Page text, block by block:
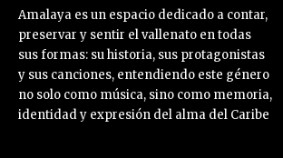
Amalaya es un espacio dedicado a contar,
preservar y sentir el vallenato en todas
sus formas: su historia, sus protagonistas
y sus canciones, entendiendo este género
no solo como música, sino como memoria,
identidad y expresión del alma del Caribe